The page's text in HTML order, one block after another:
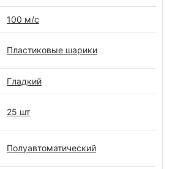
100 м/с
Пластиковые шарики
Гладкий
25 шт
Полуавтоматический